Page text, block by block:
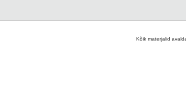
Kõik materjalid